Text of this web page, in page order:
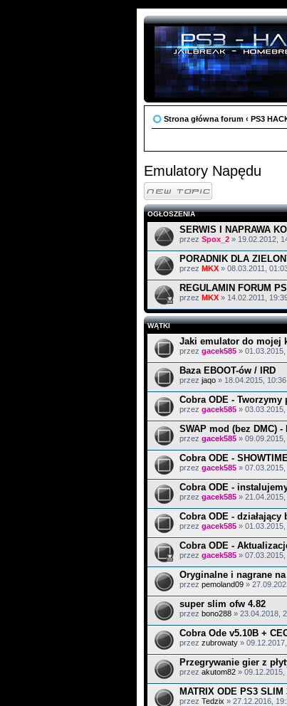
Strona główna forum ‹ PS3
Emulatory Napędu
Napisz wątek
OGŁOSZENIA
SERWIS I NAPRAWA
przez Spox_2 » 19.02.2012,
PORADNIK DLA
przez MKX » 08.03.2011,
REGULAMIN FORUM
przez MKX » 14.02.2011,
WĄTKI
Jaki emulator do mojej
przez gacek585 »
Baza EBOOT-ów / IRD
przez jaqo » 18.04.2015, 10:36
Cobra ODE - Tworzymy
przez gacek585 »
SWAP mod (bez DMC)
przez gacek585 »
Cobra ODE -
przez gacek585 »
Cobra ODE -
przez gacek585 »
Cobra ODE - działający
przez gacek585 »
Cobra ODE -
przez gacek585 »
Oryginalne i nagrane
przez pemoland09 »
super slim ofw 4.82
przez bono288 » 23.04.2018,
Cobra Ode v5.10B +
przez zubrowaty »
Przegrywanie gier z
przez akutom82 » 09.12.2015,
MATRIX ODE PS3 SLIM
przez Tedzix » 27.12.2016,